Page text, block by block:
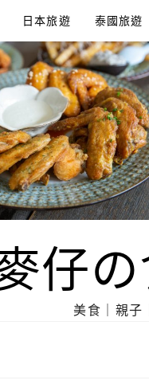
日本旅遊 泰國旅遊
仔
美食｜親子